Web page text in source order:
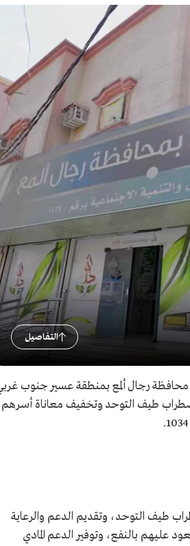
التفاصيل
رجال ألمع بمنطقة عسير جنوب
2017م، لخدمة المصابين باضطراب طيف التوحد وتخفيف معاناة
طيف التوحد، وتقديم الدعم والرعاية
عليهم بالنفع، وتوفير الدعم المادي